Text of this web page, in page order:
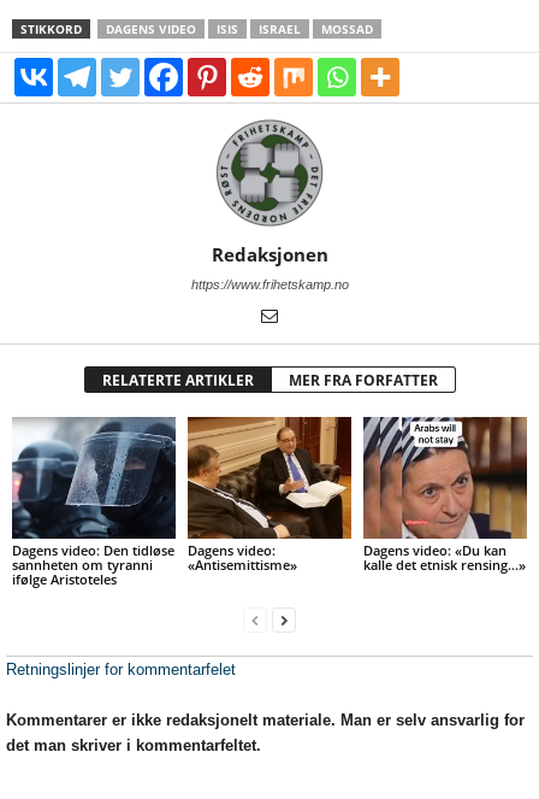
STIKKORD DAGENS VIDEO ISIS ISRAEL MOSSAD
Redaksjonen
https://www.frihetskamp.no
RELATERTE ARTIKLER MER FRA FORFATTER
Dagens video: Den tidløse
sannheten om tyranni
ifølge Aristoteles
Dagens video:
«Antisemittisme»
Dagens video: «Du kan
kalle det etnisk rensing…»
Retningslinjer for kommentarfelet
Kommentarer er ikke redaksjonelt materiale. Man er selv ansvarlig for
det man skriver i kommentarfeltet.